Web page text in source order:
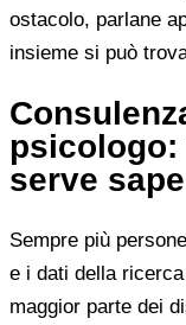
ostacolo, parlane
insieme si può
psicologo:
serve
Sempre più
e i dati della
maggior parte dei